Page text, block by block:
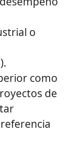
o
como
de